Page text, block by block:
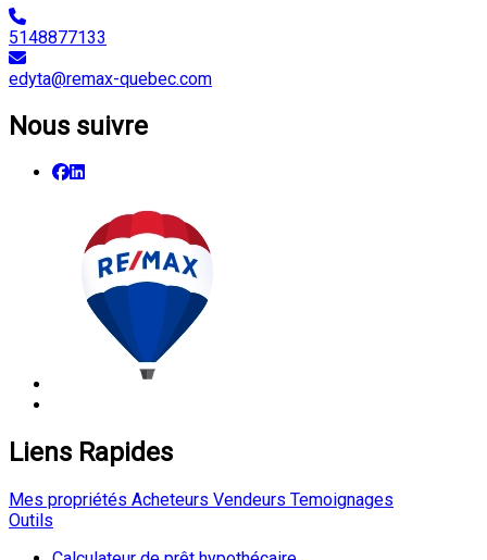
5148877133
edyta@remax-quebec.com
Nous suivre
Liens Rapides
Mes propriétés Acheteurs Vendeurs Temoignages
Outils